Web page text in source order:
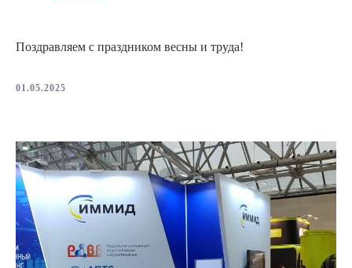
Поздравляем с праздником весны и труда!
01.05.2025